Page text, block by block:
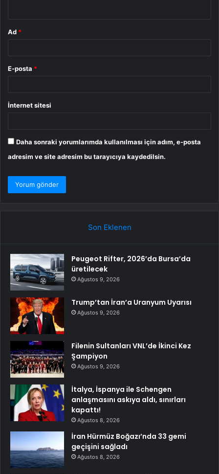
Ad *
E-posta *
İnternet sitesi
Daha sonraki yorumlarımda kullanılması için adım, e-posta
adresim ve site adresim bu tarayıcıya kaydedilsin.
Son Eklenen
Peugeot Rifter, 2026’da Bursa’da
üretilecek
Ağustos 9, 2026
Trump’tan İran’a Uranyum Uyarısı
Ağustos 9, 2026
Filenin Sultanları VNL’de İkinci Kez
Şampiyon
Ağustos 9, 2026
İtalya, İspanya ile Schengen
anlaşmasını askıya aldı, sınırları
kapattı!
Ağustos 8, 2026
İran Hürmüz Boğazı’nda 33 gemi
geçişini sağladı
Ağustos 8, 2026